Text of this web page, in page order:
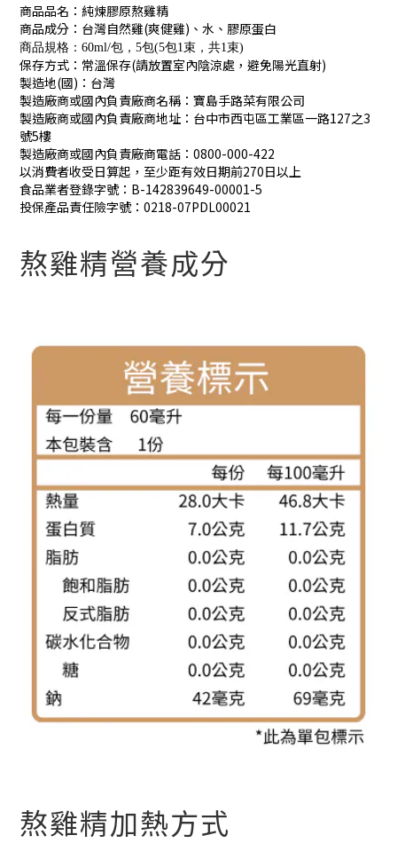
商品品名：純煉膠原熬雞精
商品成分：台灣自然雞(爽健雞)、水、膠原蛋白
商品規格：60ml/包，5包(5包1束，共1束)
保存方式：常溫保存(請放置室內陰涼處，避免陽光直射)
製造地(國)：台灣
製造廠商或國內負責廠商名稱：寶島手路菜有限公司
製造廠商或國內負責廠商地址：台中市西屯區工業區一路127之3
號5樓
製造廠商或國內負責廠商電話：0800-000-422
以消費者收受日算起，至少距有效日期前270日以上
食品業者登錄字號：B-142839649-00001-5
投保產品責任險字號：0218-07PDL00021
熬雞精營養成分
熬雞精加熱方式